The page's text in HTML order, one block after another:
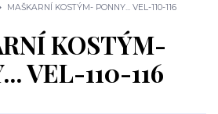
MAŠKARNÍ KOSTÝM- PONNY... VEL-110-116
KOSTÝM-
VEL-110-116